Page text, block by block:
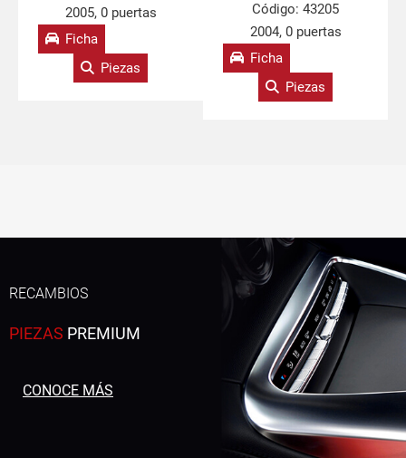
2005, 0 puertas
Ficha
Piezas
Código: 43205
2004, 0 puertas
Ficha
Piezas
RECAMBIOS
PIEZAS PREMIUM
CONOCE MÁS